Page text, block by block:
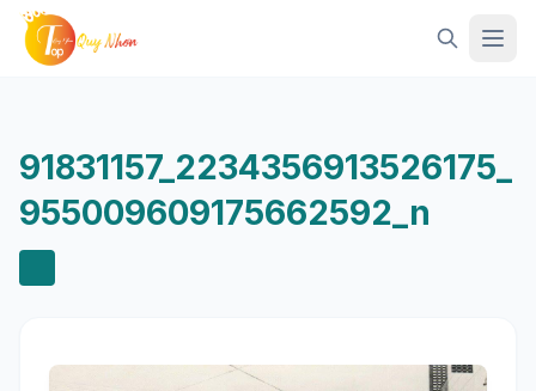
Mở
91831157_2234356913526175_
955009609175662592_n